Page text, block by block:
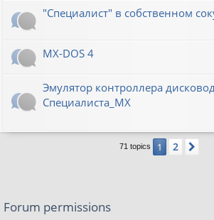
"Специалист" в собственном
MX-DOS 4
Эмулятор контроллера
Специалиста_МХ
71 topics 1 2
Forum permissions